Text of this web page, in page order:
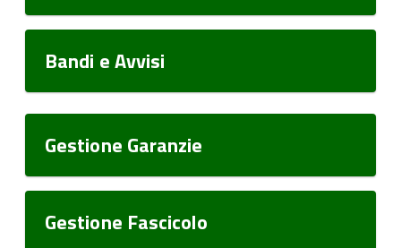
Bandi e Avvisi
Gestione Garanzie
Gestione Fascicolo